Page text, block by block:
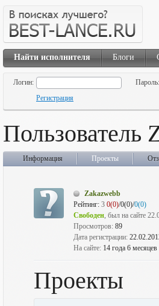
Найти исполнителя Блоги
Логин:
Пароль:
Регистрация
Пользователь
Информация Проекты
Zakazwebb
Рейтинг: 3 0(0)/0(0)/0(0)
Свободен, был на сайте
Просмотров: 89
Дата регистрации:
На сайте: 14 года 6 месяцев
Проекты